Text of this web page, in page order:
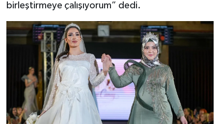
birleştirmeye çalışıyorum” dedi.